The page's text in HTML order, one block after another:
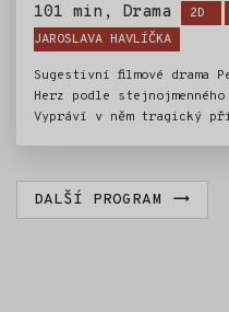
101 min, Drama 2D
JAROSLAVA HAVLÍČKA
Sugestivní filmové drama
Herz podle
Vypráví v něm tragický
přetvářky a falše. Štěpě
adepti na ženění, kteří
okruhu jako ona. Štěpa
městské honorace
DALŠÍ PROGRAM